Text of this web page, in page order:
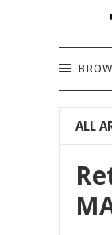
ALL